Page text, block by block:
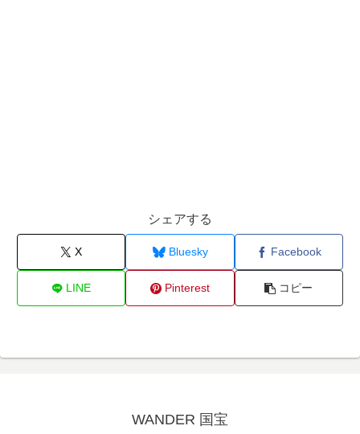
シェアする
X Bluesky Facebook
LINE Pinterest コピー
WANDER 国宝